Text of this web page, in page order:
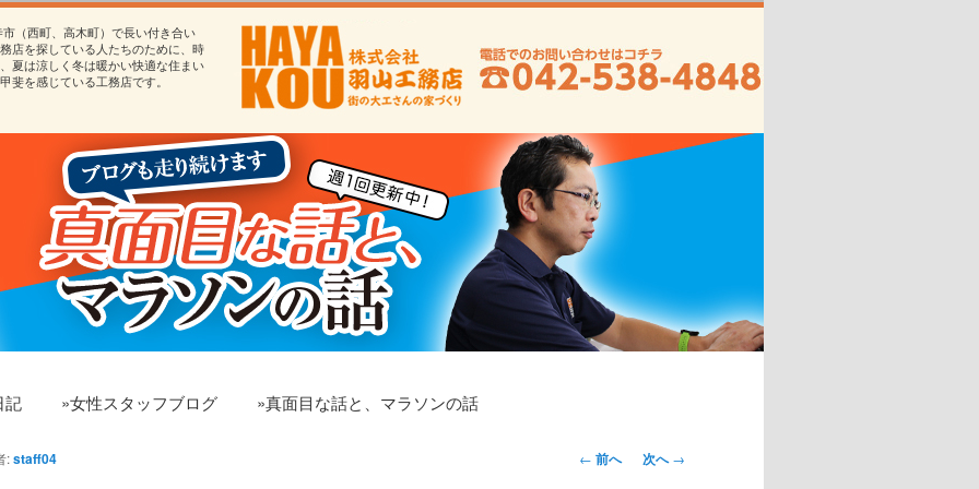
（西町、高木町）で長い付き合い
店を探している人たちのために、時
夏は涼しく冬は暖かい快適な住まい
斐を感じている工務店です。
記 »女性スタッフブログ »真面目な話と、マラソンの話
投
← 前へ 次へ→
:staff04